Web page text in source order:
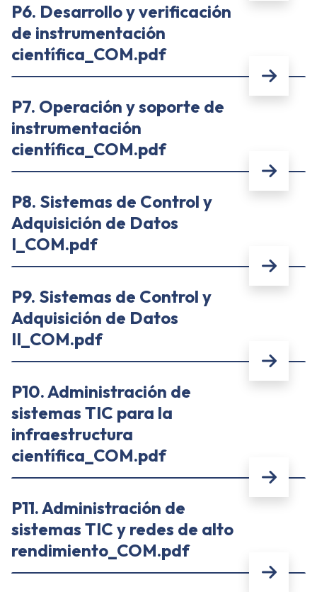
P6. Desarrollo y verificación
de instrumentación
científica_COM.pdf
P7. Operación y soporte de
instrumentación
científica_COM.pdf
P8. Sistemas de Control y
Adquisición de Datos
I_COM.pdf
P9. Sistemas de Control y
Adquisición de Datos
II_COM.pdf
P10. Administración de
sistemas TIC para la
infraestructura
científica_COM.pdf
P11. Administración de
sistemas TIC y redes de alto
rendimiento_COM.pdf